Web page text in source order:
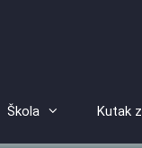
Škola Kutak